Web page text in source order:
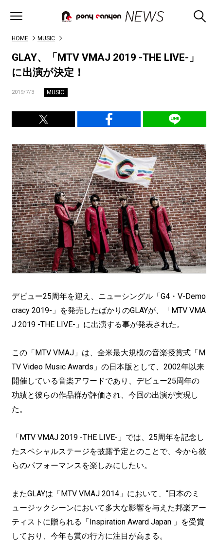
HOME MUSIC
GLAY、「MTV VMAJ 2019 -THE LIVE-」
に出演が決定！
2019/7/3 MUSIC
デビュー25周年を迎え、ニューシングル「G4・V-Demo
cracy 2019-」を発売したばかりのGLAYが、「MTV VMA
J 2019 -THE LIVE-」に出演する事が発表された。
この「MTV VMAJ」は、全米最大規模の音楽授賞式「M
TV Video Music Awards」の日本版として、2002年以来
開催している音楽アワードであり、デビュー25周年の
功績と彼らの作品群が評価され、今回の出演が実現し
た。
「MTV VMAJ 2019 -THE LIVE-」では、25周年を記念し
たスペシャルステージを披露予定とのことで、今から彼
らのパフォーマンスを楽しみにしたい。
またGLAYは「MTV VMAJ 2014」において、“日本のミ
ュージックシーンにおいて多大な影響を与えた邦楽アー
ティストに贈られる「Inspiration Award Japan 」を受賞
しており、今年も賞の行方に注目が高まる。